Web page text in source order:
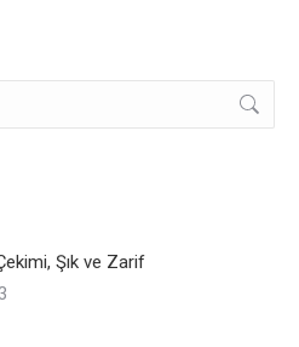
Şık ve Zarif